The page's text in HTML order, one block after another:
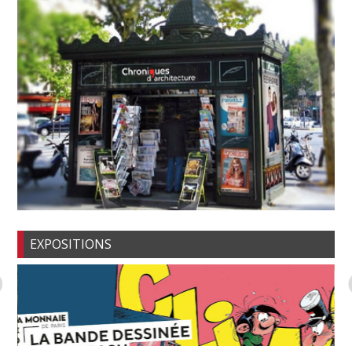
EXPOSITIONS